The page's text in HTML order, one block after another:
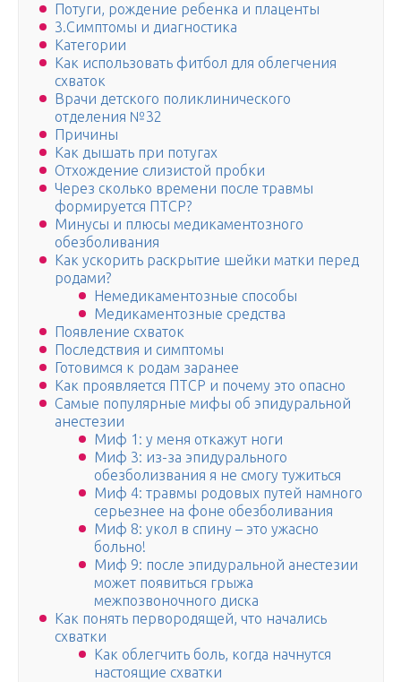
Потуги, рождение ребенка и плаценты
3.Симптомы и диагностика
Категории
Как использовать фитбол для облегчения
схваток
Врачи детского поликлинического
отделения №32
Причины
Как дышать при потугах
Отхождение слизистой пробки
Через сколько времени после травмы
формируется ПТСР?
Минусы и плюсы медикаментозного
обезболивания
Как ускорить раскрытие шейки матки перед
родами?
Немедикаментозные способы
Медикаментозные средства
Появление схваток
Последствия и симптомы
Готовимся к родам заранее
Как проявляется ПТСР и почему это опасно
Самые популярные мифы об эпидуральной
анестезии
Миф 1: у меня откажут ноги
Миф 3: из-за эпидурального
обезболизвания я не смогу тужиться
Миф 4: травмы родовых путей намного
серьезнее на фоне обезболивания
Миф 8: укол в спину – это ужасно
больно!
Миф 9: после эпидуральной анестезии
может появиться грыжа
межпозвоночного диска
Как понять первородящей, что начались
схватки
Как облегчить боль, когда начнутся
настоящие схватки